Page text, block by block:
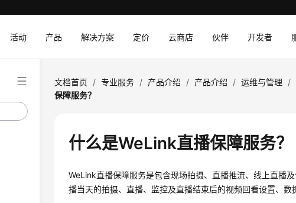
活动 产品 解决方案 定价 云商店 伙伴 开发者
文档首页 / 专业服务 / 产品介绍 / 产品介绍 / 运维与管理 /
保障服务？
什么是WeLink直播保障服务？
WeLink直播保障服务是包含现场拍摄、直播推流、线上直播
播当天的拍摄、直播、监控及直播结束后的视频回看设置、